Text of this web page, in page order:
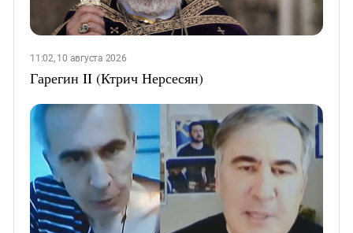
11:02, 10 августа 2026
Гарегин II (Ктрич Нерсесян)